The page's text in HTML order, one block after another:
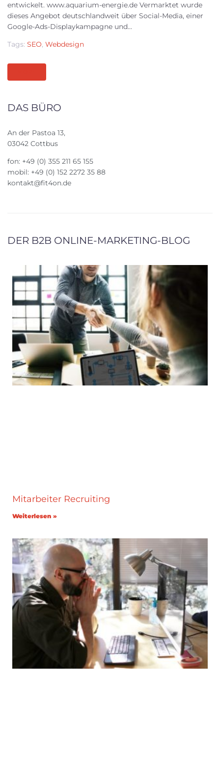
entwickelt. www.aquarium-energie.de Vermarktet wurde
dieses Angebot deutschlandweit über Social-Media, einer
Google-Ads-Displaykampagne und...
Tags: SEO, Webdesign
DAS BÜRO
An der Pastoa 13,
03042 Cottbus
fon: +49 (0) 355 211 65 155
mobil: +49 (0) 152 2272 35 88
kontakt@fit4on.de
DER B2B ONLINE-MARKETING-BLOG
Mitarbeiter Recruiting
Weiterlesen »